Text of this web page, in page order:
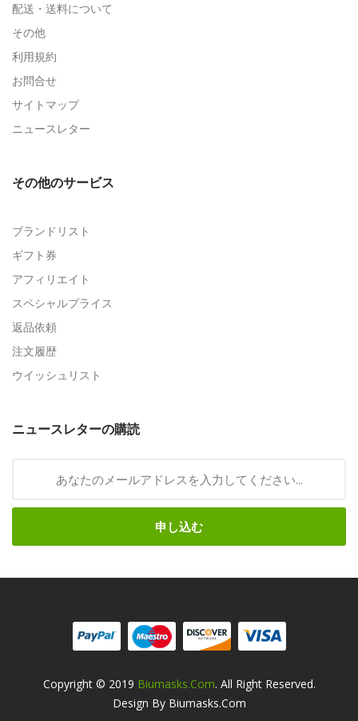
配送・送料について
その他
利用規約
お問合せ
サイトマップ
ニュースレター
その他のサービス
ブランドリスト
ギフト券
アフィリエイト
スペシャルプライス
返品依頼
注文履歴
ウイッシュリスト
ニュースレターの購読
申し込む
Copyright © 2019 Biumasks.com. All Right Reserved.
Design By Biumasks.com